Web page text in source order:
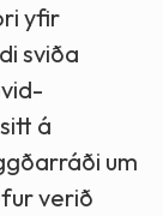
yfir
sviða
á
um
verið